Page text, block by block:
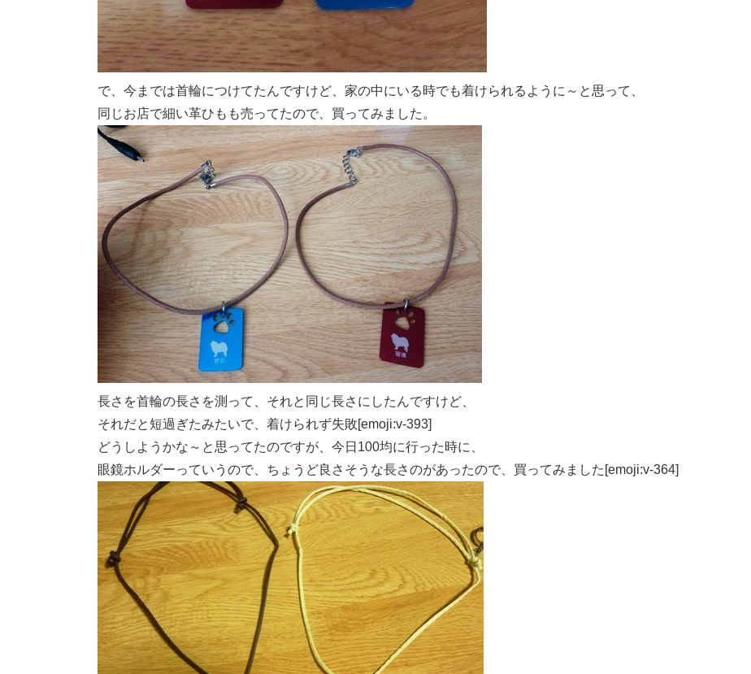
で、今までは首輪につけてたんですけど、家の中にいる時でも着けられるように～と思って、
同じお店で細い革ひもも売ってたので、買ってみました。
長さを首輪の長さを測って、それと同じ長さにしたんですけど、
それだと短過ぎたみたいで、着けられず失敗[emoji:v-393]
どうしようかな～と思ってたのですが、今日100均に行った時に、
眼鏡ホルダーっていうので、ちょうど良さそうな長さのがあったので、買ってみました[emoji:v-364]